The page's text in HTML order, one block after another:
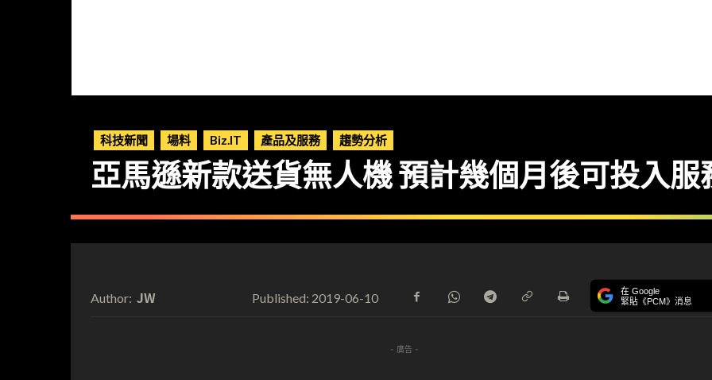
科技新聞 場料 Biz.IT 產品及服務 趨勢分析
亞馬遜新款送貨無人機 預計幾個月後可投入服
Author: JW Published: 2019-06-10 在 Google
緊貼《PCM》消息
- 廣告 -